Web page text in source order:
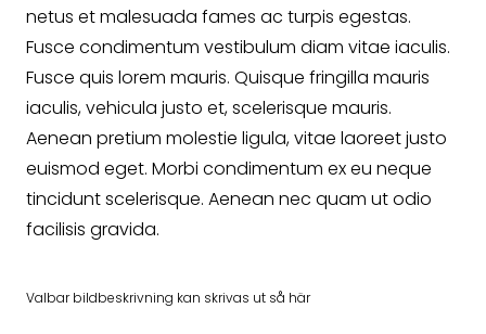
netus et malesuada fames ac turpis egestas.
Fusce condimentum vestibulum diam vitae iaculis.
Fusce quis lorem mauris. Quisque fringilla mauris
iaculis, vehicula justo et, scelerisque mauris.
Aenean pretium molestie ligula, vitae laoreet justo
euismod eget. Morbi condimentum ex eu neque
tincidunt scelerisque. Aenean nec quam ut odio
facilisis gravida.
Valbar bildbeskrivning kan skrivas ut så här